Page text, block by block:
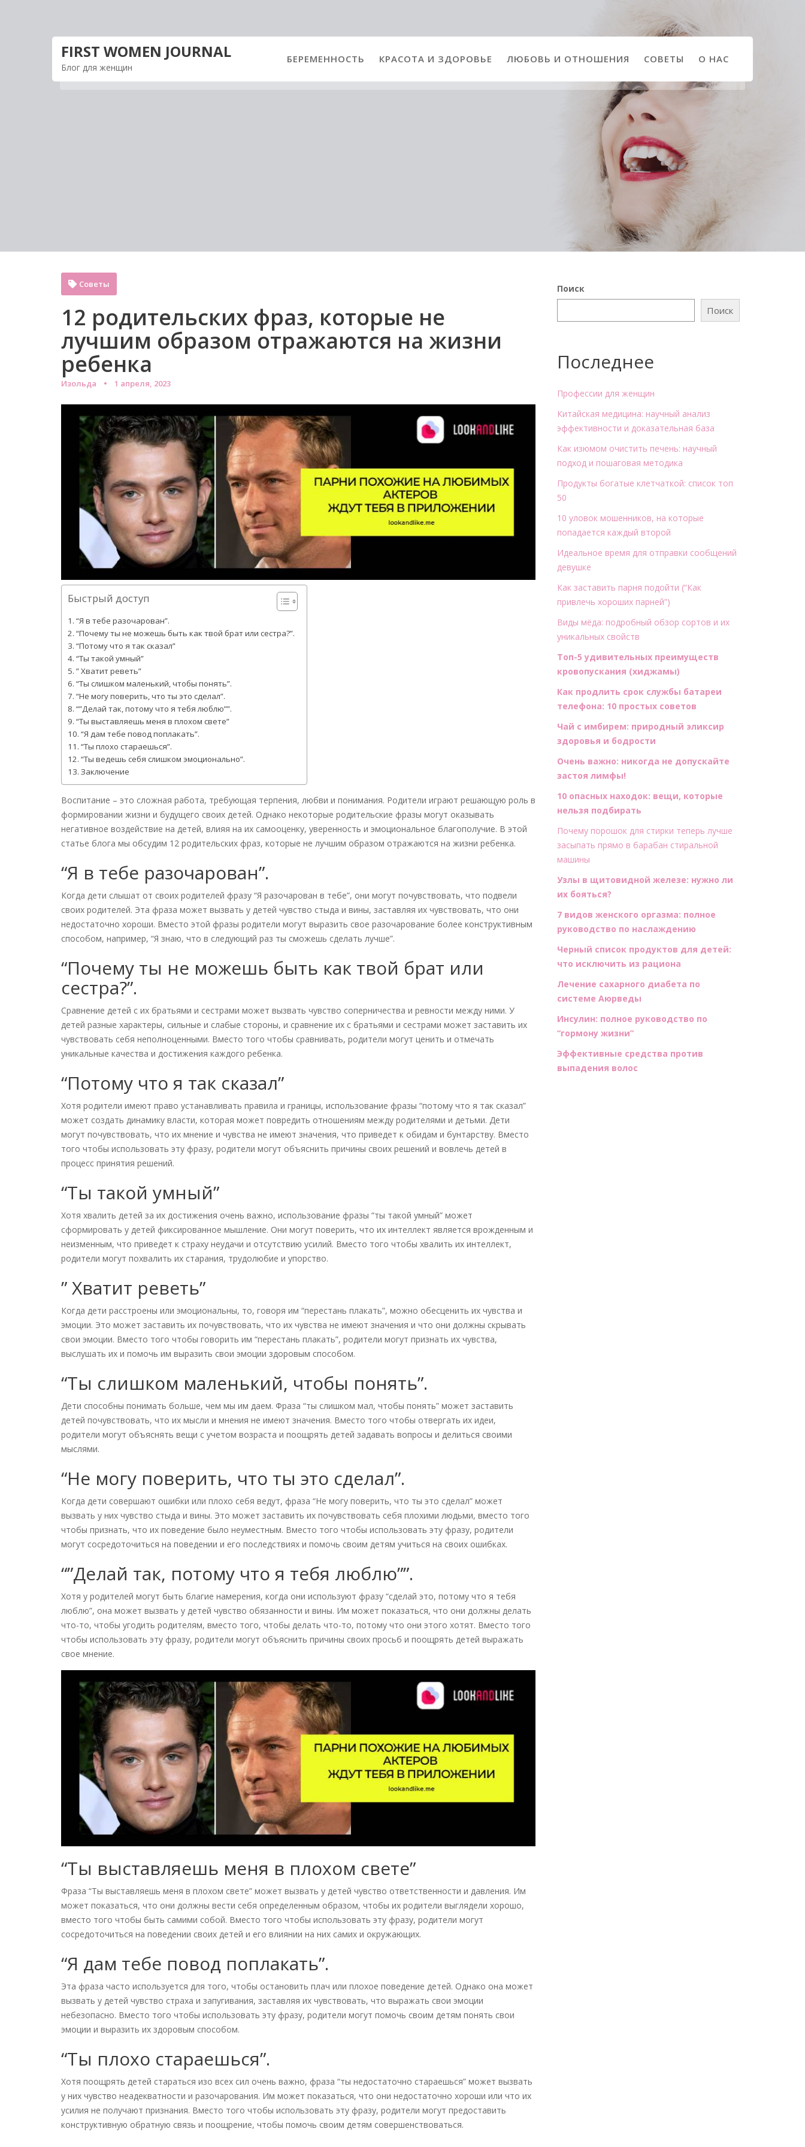
содержимому
FIRST WOMEN JOURNAL
Блог для женщин
БЕРЕМЕННОСТЬ КРАСОТА И ЗДОРОВЬЕ ЛЮБОВЬ И ОТНОШЕНИЯ СОВЕТЫ О НАС
12 родительских фраз, которые не
лучшим образом отражаются на жизни
ребенка
Изольда 1 апреля, 2023
Советы
Быстрый доступ
“Я в тебе разочарован”.
“Почему ты не можешь быть как твой брат или сестра?”.
“Потому что я так сказал”
“Ты такой умный”
” Хватит реветь”
“Ты слишком маленький, чтобы понять”.
“Не могу поверить, что ты это сделал”.
“”Делай так, потому что я тебя люблю””.
“Ты выставляешь меня в плохом свете”
“Я дам тебе повод поплакать”.
“Ты плохо стараешься”.
“Ты ведешь себя слишком эмоционально”.
Заключение
Воспитание – это сложная работа, требующая терпения, любви и понимания. Родители играют решающую роль в
формировании жизни и будущего своих детей. Однако некоторые родительские фразы могут оказывать
негативное воздействие на детей, влияя на их самооценку, уверенность и эмоциональное благополучие. В этой
статье блога мы обсудим 12 родительских фраз, которые не лучшим образом отражаются на жизни ребенка.
“Я в тебе разочарован”.
Когда дети слышат от своих родителей фразу “Я разочарован в тебе”, они могут почувствовать, что подвели
своих родителей. Эта фраза может вызвать у детей чувство стыда и вины, заставляя их чувствовать, что они
недостаточно хороши. Вместо этой фразы родители могут выразить свое разочарование более конструктивным
способом, например, “Я знаю, что в следующий раз ты сможешь сделать лучше”.
“Почему ты не можешь быть как твой брат или
сестра?”.
Сравнение детей с их братьями и сестрами может вызвать чувство соперничества и ревности между ними. У
детей разные характеры, сильные и слабые стороны, и сравнение их с братьями и сестрами может заставить их
чувствовать себя неполноценными. Вместо того чтобы сравнивать, родители могут ценить и отмечать
уникальные качества и достижения каждого ребенка.
“Потому что я так сказал”
Хотя родители имеют право устанавливать правила и границы, использование фразы “потому что я так сказал”
может создать динамику власти, которая может повредить отношениям между родителями и детьми. Дети
могут почувствовать, что их мнение и чувства не имеют значения, что приведет к обидам и бунтарству. Вместо
того чтобы использовать эту фразу, родители могут объяснить причины своих решений и вовлечь детей в
процесс принятия решений.
“Ты такой умный”
Хотя хвалить детей за их достижения очень важно, использование фразы “ты такой умный” может
сформировать у детей фиксированное мышление. Они могут поверить, что их интеллект является врожденным и
неизменным, что приведет к страху неудачи и отсутствию усилий. Вместо того чтобы хвалить их интеллект,
родители могут похвалить их старания, трудолюбие и упорство.
” Хватит реветь”
Когда дети расстроены или эмоциональны, то, говоря им “перестань плакать”, можно обесценить их чувства и
эмоции. Это может заставить их почувствовать, что их чувства не имеют значения и что они должны скрывать
свои эмоции. Вместо того чтобы говорить им “перестань плакать”, родители могут признать их чувства,
выслушать их и помочь им выразить свои эмоции здоровым способом.
“Ты слишком маленький, чтобы понять”.
Дети способны понимать больше, чем мы им даем. Фраза “ты слишком мал, чтобы понять” может заставить
детей почувствовать, что их мысли и мнения не имеют значения. Вместо того чтобы отвергать их идеи,
родители могут объяснять вещи с учетом возраста и поощрять детей задавать вопросы и делиться своими
мыслями.
“Не могу поверить, что ты это сделал”.
Когда дети совершают ошибки или плохо себя ведут, фраза “Не могу поверить, что ты это сделал” может
вызвать у них чувство стыда и вины. Это может заставить их почувствовать себя плохими людьми, вместо того
чтобы признать, что их поведение было неуместным. Вместо того чтобы использовать эту фразу, родители
могут сосредоточиться на поведении и его последствиях и помочь своим детям учиться на своих ошибках.
“”Делай так, потому что я тебя люблю””.
Хотя у родителей могут быть благие намерения, когда они используют фразу “сделай это, потому что я тебя
люблю”, она может вызвать у детей чувство обязанности и вины. Им может показаться, что они должны делать
что-то, чтобы угодить родителям, вместо того, чтобы делать что-то, потому что они этого хотят. Вместо того
чтобы использовать эту фразу, родители могут объяснить причины своих просьб и поощрять детей выражать
свое мнение.
“Ты выставляешь меня в плохом свете”
Фраза “Ты выставляешь меня в плохом свете” может вызвать у детей чувство ответственности и давления. Им
может показаться, что они должны вести себя определенным образом, чтобы их родители выглядели хорошо,
вместо того чтобы быть самими собой. Вместо того чтобы использовать эту фразу, родители могут
сосредоточиться на поведении своих детей и его влиянии на них самих и окружающих.
“Я дам тебе повод поплакать”.
Эта фраза часто используется для того, чтобы остановить плач или плохое поведение детей. Однако она может
вызвать у детей чувство страха и запугивания, заставляя их чувствовать, что выражать свои эмоции
небезопасно. Вместо того чтобы использовать эту фразу, родители могут помочь своим детям понять свои
эмоции и выразить их здоровым способом.
“Ты плохо стараешься”.
Хотя поощрять детей стараться изо всех сил очень важно, фраза “ты недостаточно стараешься” может вызвать
у них чувство неадекватности и разочарования. Им может показаться, что они недостаточно хороши или что их
усилия не получают признания. Вместо того чтобы использовать эту фразу, родители могут предоставить
конструктивную обратную связь и поощрение, чтобы помочь своим детям совершенствоваться.
Поиск
Поиск
Последнее
Профессии для женщин
Китайская медицина: научный анализ
эффективности и доказательная база
Как изюмом очистить печень: научный
подход и пошаговая методика
Продукты богатые клетчаткой: список топ
50
10 уловок мошенников, на которые
попадается каждый второй
Идеальное время для отправки сообщений
девушке
Как заставить парня подойти (“Как
привлечь хороших парней”)
Виды мёда: подробный обзор сортов и их
уникальных свойств
Топ-5 удивительных преимуществ
кровопускания (хиджамы)
Как продлить срок службы батареи
телефона: 10 простых советов
Чай с имбирем: природный эликсир
здоровья и бодрости
Очень важно: никогда не допускайте
застоя лимфы!
10 опасных находок: вещи, которые
нельзя подбирать
Почему порошок для стирки теперь лучше
засыпать прямо в барабан стиральной
машины
Узлы в щитовидной железе: нужно ли
их бояться?
7 видов женского оргазма: полное
руководство по наслаждению
Черный список продуктов для детей:
что исключить из рациона
Лечение сахарного диабета по
системе Аюрведы
Инсулин: полное руководство по
“гормону жизни”
Эффективные средства против
выпадения волос